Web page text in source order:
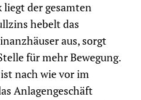
der gesamten
hebelt das
aus, sorgt
für mehr Bewegung.
nach wie vor im
Anlagengeschäft